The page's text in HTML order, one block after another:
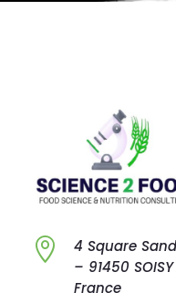
 4 Square
– 91450 SOISY
France